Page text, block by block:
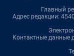
Главный
Адрес редакции:
Контактные данные